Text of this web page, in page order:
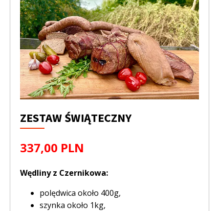
ZESTAW ŚWIĄTECZNY
337,00 PLN
Wędliny z Czernikowa:
polędwica około 400g,
szynka około 1kg,